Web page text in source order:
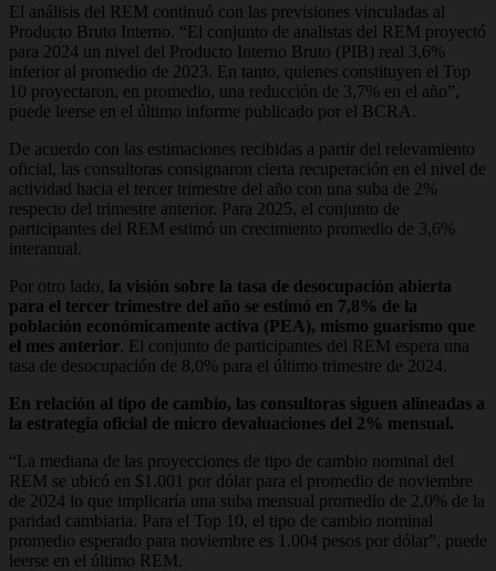
El análisis del REM continuó con las previsiones vinculadas al
Producto Bruto Interno. “El conjunto de analistas del REM proyectó
para 2024 un nivel del Producto Interno Bruto (PIB) real 3,6%
inferior al promedio de 2023. En tanto, quienes constituyen el Top
10 proyectaron, en promedio, una reducción de 3,7% en el año”,
puede leerse en el último informe publicado por el BCRA.
De acuerdo con las estimaciones recibidas a partir del relevamiento
oficial, las consultoras consignaron cierta recuperación en el nivel de
actividad hacia el tercer trimestre del año con una suba de 2%
respecto del trimestre anterior. Para 2025, el conjunto de
participantes del REM estimó un crecimiento promedio de 3,6%
interanual.
Por otro lado, la visión sobre la tasa de desocupación abierta
para el tercer trimestre del año se estimó en 7,8% de la
población económicamente activa (PEA), mismo guarismo que
el mes anterior. El conjunto de participantes del REM espera una
tasa de desocupación de 8,0% para el último trimestre de 2024.
En relación al tipo de cambio, las consultoras siguen alineadas a
la estrategia oficial de micro devaluaciones del 2% mensual.
“La mediana de las proyecciones de tipo de cambio nominal del
REM se ubicó en $1.001 por dólar para el promedio de noviembre
de 2024 lo que implicaría una suba mensual promedio de 2,0% de la
paridad cambiaria. Para el Top 10, el tipo de cambio nominal
promedio esperado para noviembre es 1.004 pesos por dólar”, puede
leerse en el último REM.